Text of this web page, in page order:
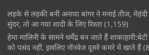
लड़के से लड़की बनीं अनाया बांगर ने मनाई तीज,
सुंदर, तो आ गया शादी के लिए रिश्ता (1,159)
हेमा मालिनी के सामने धर्मेंद्र बन जाते हैं
को पसंद नहीं, इसलिए नॉनवेज दूसरे कमरे में खाते हैं